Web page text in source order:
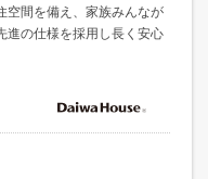
空間を備え、家族みんなが
進の仕様を採用し長く安心